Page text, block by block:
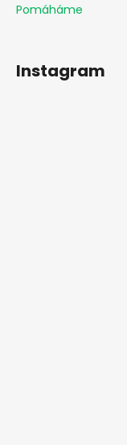
Pomáháme
Instagram